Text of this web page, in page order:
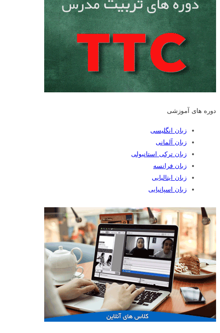
دوره های آموزشی
زبان انگلیسی
زبان آلمانی
زبان ترکی استانبولی
زبان فرانسه
زبان ایتالیایی
زبان اسپانیایی